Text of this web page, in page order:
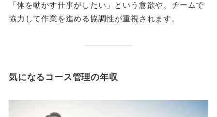
「体を動かす仕事がしたい」という意欲や、チームで
協力して作業を進める協調性が重視されます。
気になるコース管理の年収